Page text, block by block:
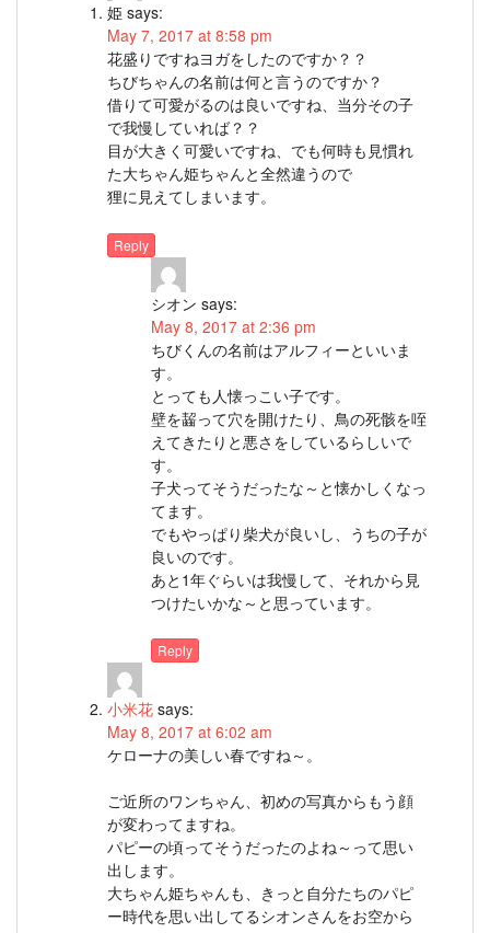
姫 says:
May 7, 2017 at 8:58 pm
花盛りですねヨガをしたのですか？？
ちびちゃんの名前は何と言うのですか？
借りて可愛がるのは良いですね、当分その子
で我慢していれば？？
目が大きく可愛いですね、でも何時も見慣れ
た大ちゃん姫ちゃんと全然違うので
狸に見えてしまいます。
Reply
シオン says:
May 8, 2017 at 2:36 pm
ちびくんの名前はアルフィーといいま
す。
とっても人懐っこい子です。
壁を齧って穴を開けたり、鳥の死骸を咥
えてきたりと悪さをしているらしいで
す。
子犬ってそうだったな～と懐かしくなっ
てます。
でもやっぱり柴犬が良いし、うちの子が
良いのです。
あと1年ぐらいは我慢して、それから見
つけたいかな～と思っています。
Reply
小米花 says:
May 8, 2017 at 6:02 am
ケローナの美しい春ですね～。
ご近所のワンちゃん、初めの写真からもう顔
が変わってますね。
パピーの頃ってそうだったのよね～って思い
出します。
大ちゃん姫ちゃんも、きっと自分たちのパピ
ー時代を思い出してるシオンさんをお空から